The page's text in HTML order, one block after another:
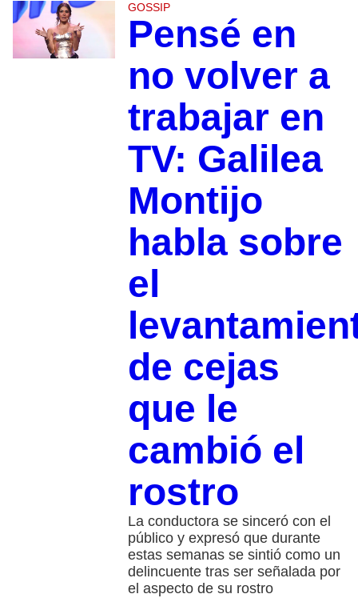
GOSSIP
Pensé en
no volver a
trabajar en
TV: Galilea
Montijo
habla sobre
el
de cejas
que le
cambió el
rostro
La conductora se sinceró con el
público y expresó que durante
estas semanas se sintió como un
delincuente tras ser señalada por
el aspecto de su rostro